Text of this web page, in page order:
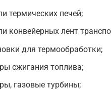
термических печей;
конвейерных лент
для термообработки;
сжигания топлива;
газовые турбины;